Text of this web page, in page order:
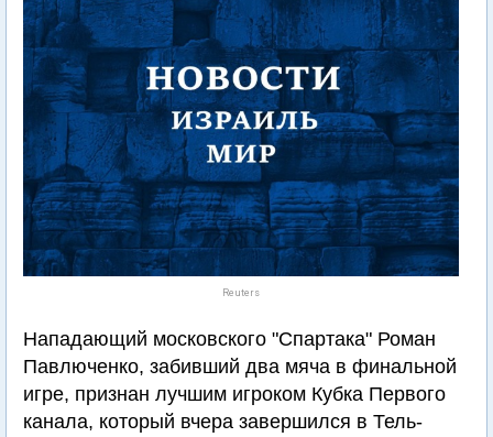
Reuters
Нападающий московского "Спартака" Роман
Павлюченко, забивший два мяча в финальной
игре, признан лучшим игроком Кубка Первого
канала, который вчера завершился в Тель-